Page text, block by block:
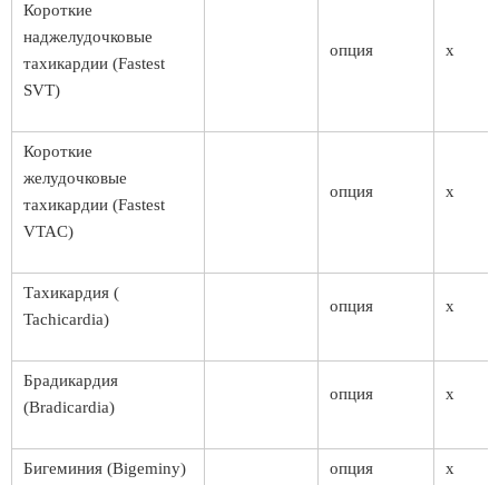
Короткие
наджелудочковые
тахикардии (Fastest
SVT)
опция x
Короткие
желудочковые
тахикардии (Fastest
VTAC)
опция x
Тахикардия (
Tachicardia)
опция x
Брадикардия
(Bradicardia)
опция x
Бигеминия (Bigeminy) опция x